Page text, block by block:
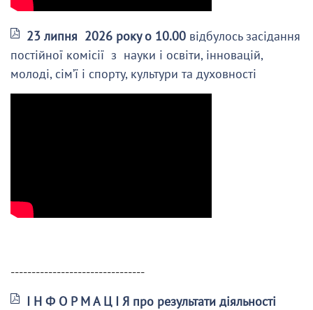
23 липня 2026 року о 10.00 відбулось засідання
постійної комісії з науки і освіти, інновацій,
молоді, сім’ї і спорту, культури та духовності
--------------------------------
І Н Ф О Р М А Ц І Я про результати діяльності